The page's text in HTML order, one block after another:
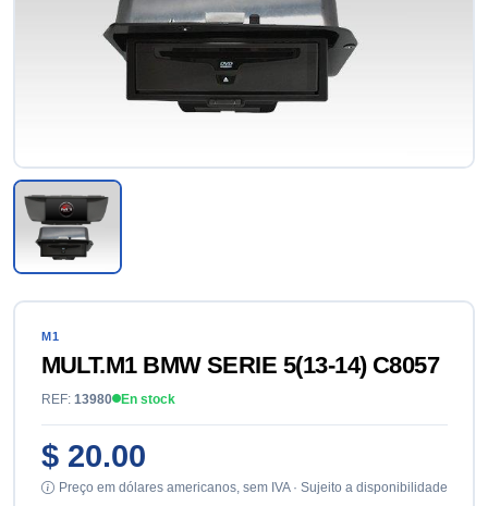
M1
MULT.M1 BMW SERIE 5(13-14) C8057
REF: 13980 En stock
$ 20.00
Preço em dólares americanos, sem IVA · Sujeito a disponibilidade